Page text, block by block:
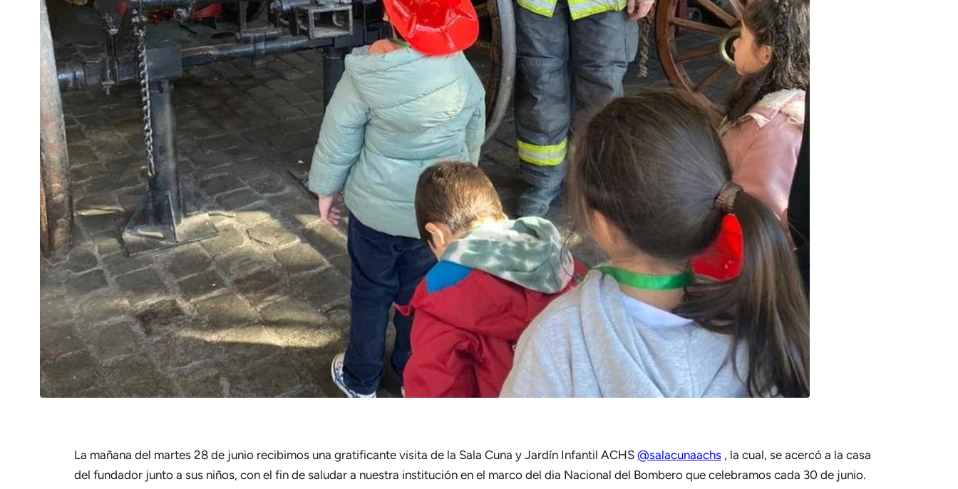
La mañana del martes 28 de junio recibimos una gratificante visita de la Sala Cuna y Jardín Infantil ACHS @salacunaachs , la cual, se acercó a la casa
del fundador junto a sus niños, con el fin de saludar a nuestra institución en el marco del dia Nacional del Bombero que celebramos cada 30 de junio.